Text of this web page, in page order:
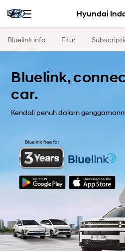
Hyundai
Bluelink info Fitur
Bluelink,
car.
Kendali penuh dalam